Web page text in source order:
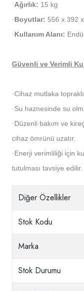
·Ağırlık: 15 kg
· Boyutlar: 556 x 392
· Kullanım Alanı:
Güvenli ve Verimli
·Cihaz mutlaka
· Su haznesinde su
· Düzenli bakım ve
cihaz ömrünü uzatır.
· Enerji verimliliği için
tutulması tavsiye edilir.
Diğer Özellikler
Stok Kodu
Marka
Stok Durumu